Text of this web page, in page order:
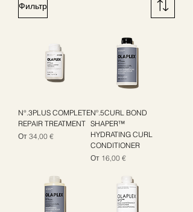
Фильтр
N°.3PLUS COMPLETE
REPAIR TREATMENT
От 34,00 €
Цена со скидкой
Nº.5CURL BOND
SHAPER™
HYDRATING CURL
CONDITIONER
От 16,00 €
Цена со скидкой